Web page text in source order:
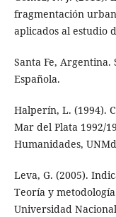
fragmentación
aplicados al estudio
Santa Fe,
Española.
Halperín, L. (1994).
Mar del Plata 1992/
Humanidades,
Leva, G. (2005).
Teoría y
Universidad